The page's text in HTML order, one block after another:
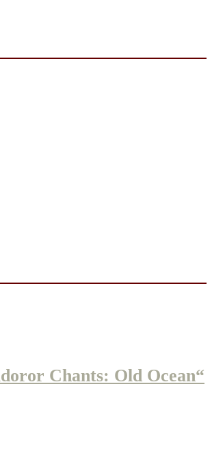
Chants: Old Ocean“